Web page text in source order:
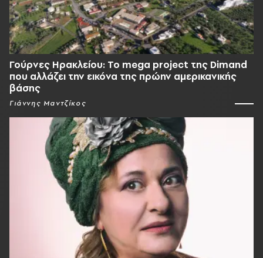
Γούρνες Ηρακλείου: To mega project της Dimand
που αλλάζει την εικόνα της πρώην αμερικανικής
βάσης
Γιάννης Μαντζίκος